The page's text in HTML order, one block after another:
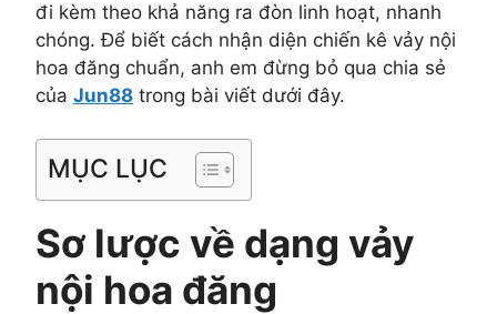
đi kèm theo khả năng ra đòn linh hoạt, nhanh
chóng. Để biết cách nhận diện chiến kê vảy nội
hoa đăng chuẩn, anh em đừng bỏ qua chia sẻ
của Jun88 trong bài viết dưới đây.
MỤC LỤC
Sơ lược về dạng vảy
nội hoa đăng